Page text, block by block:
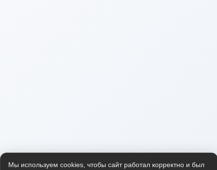
Мы используем cookies, чтобы сайт работал корректно и был